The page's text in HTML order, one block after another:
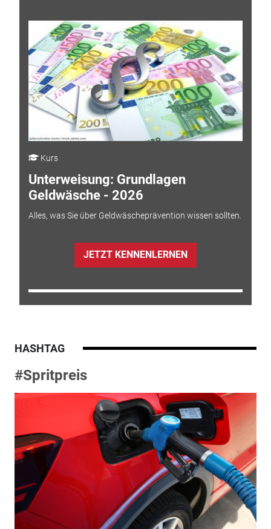
Kurs
Unterweisung: Grundlagen
Geldwäsche - 2026
Alles, was Sie über Geldwäscheprävention wissen sollten.
JETZT KENNENLERNEN
HASHTAG
#Spritpreis